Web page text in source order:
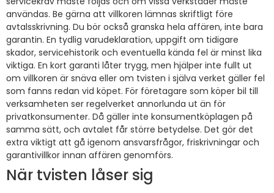
användas. Be gärna att villkoren lämnas skriftligt före
avtalsskrivning. Du bör också granska hela affären, inte bara
garantin. En tydlig varudeklaration, uppgift om tidigare
skador, servicehistorik och eventuella kända fel är minst lika
viktiga. En kort garanti låter trygg, men hjälper inte fullt ut
om villkoren är snäva eller om tvisten i själva verket gäller fel
som fanns redan vid köpet. För företagare som köper bil till
verksamheten ser regelverket annorlunda ut än för
privatkonsumenter. Då gäller inte konsumentköplagen på
samma sätt, och avtalet får större betydelse. Det gör det
extra viktigt att gå igenom ansvarsfrågor, friskrivningar och
garantivillkor innan affären genomförs.
När tvisten låser sig